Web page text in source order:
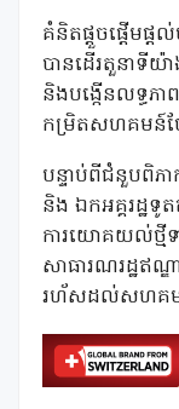
គំនិតផ្តួចផ្តើមផ្
បានដើរតួនាទីយ៉
និងបង្កើនលទ្ធភ
កម្រិតសហគមន៍
បន្ទាប់ពីជំនួបពិភាក្
និង ឯកអគ្គរដ្ឋ
ការយោគយល់ថ្
សាធារណរដ្ឋឥណ្
រហ័សដល់សហគម